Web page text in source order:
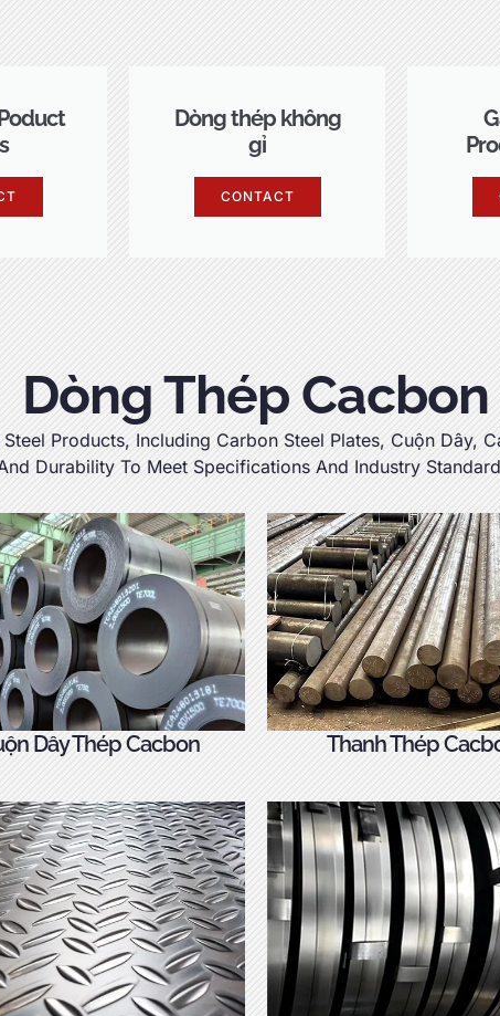
Dòng thép không
gỉ
CONTACT
Dòng Thép Cacbon
Products, Including Carbon Steel Plates, Cuộn Dây,
Durability To Meet Specifications And Industry
Dây Thép Cacbon Thanh Thép